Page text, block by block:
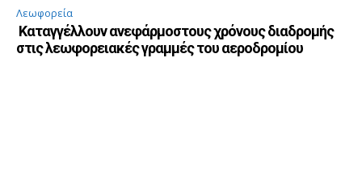
Λεωφορεία
Καταγγέλλουν ανεφάρμοστους χρόνους διαδρομής
στις λεωφορειακές γραμμές του αεροδρομίου